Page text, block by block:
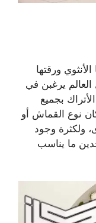
ورقتها
يرغبن في
بجميع
نوع القماش أو
ولكثرة وجود
ما يناسب